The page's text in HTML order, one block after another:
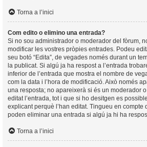
Torna a l’inici
Com edito o elimino una entrada?
Si no sou administrador o moderador del fòrum,
modificar les vostres pròpies entrades. Podeu
seu botó “Edita”, de vegades només durant un
la publicat. Si algú ja ha respost a l’entrada
inferior de l’entrada que mostra el nombre de
com la data i l’hora de modificació. Això només
una resposta; no apareixerà si és un moderador
editat l’entrada, tot i que si ho desitgen es
explicant perquè l’han editat. Tingueu en compte
poden eliminar una entrada si algú ja hi ha
Torna a l’inici